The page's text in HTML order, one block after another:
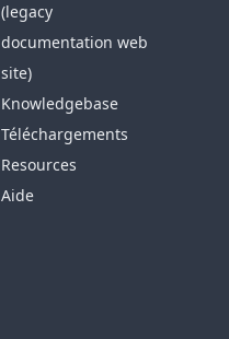
(legacy
documentation web
site)
Knowledgebase
Téléchargements
Resources
Aide